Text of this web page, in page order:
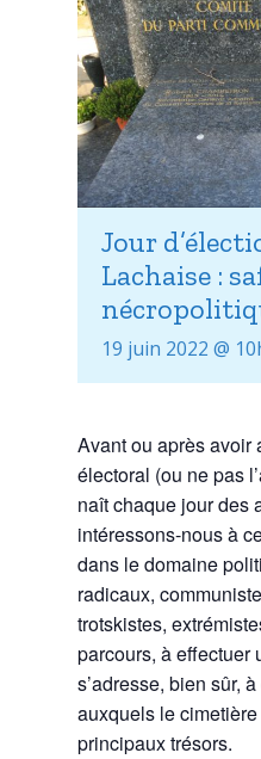
Jour
Lachaise :
19 juin 2022 @
Avant ou après avoir
électoral (ou ne pas
naît chaque jour des
intéressons-nous à
dans le domaine
radicaux,
trotskistes,
parcours, à effectuer
s’adresse, bien sûr,
auxquels le
principaux trésors.